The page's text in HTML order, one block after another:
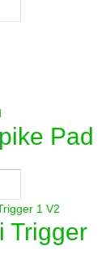
Pad
Trigger